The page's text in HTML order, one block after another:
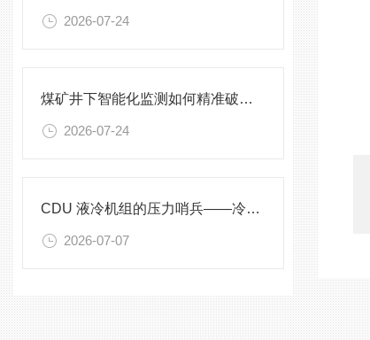
2026-07-24
煤矿井下智能化监测如何精准破解？
2026-07-24
CDU 液冷机组的压力哨兵——冷却液专用压力变送器
2026-07-07